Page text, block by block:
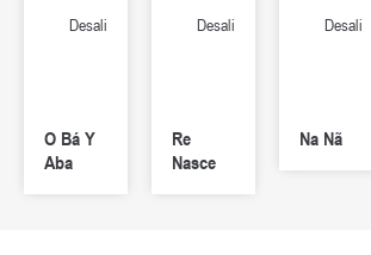
Desali
O Bá Y
Aba
Desali
Re
Nasce
Desali
Na Nã